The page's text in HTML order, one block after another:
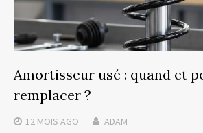
Amortisseur usé : quand et
remplacer ?
12 MOIS AGO ADAM